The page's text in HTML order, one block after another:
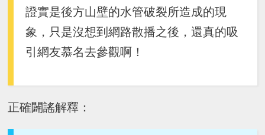
證實是後方山壁的水管破裂所造成的現
象，只是沒想到網路散播之後，還真的吸
引網友慕名去參觀啊！
正確闢謠解釋：